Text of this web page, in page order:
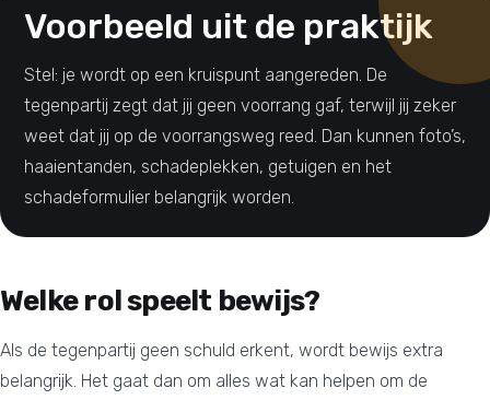
Voorbeeld uit de praktijk
Stel: je wordt op een kruispunt aangereden. De
tegenpartij zegt dat jij geen voorrang gaf, terwijl jij zeker
weet dat jij op de voorrangsweg reed. Dan kunnen foto’s,
haaientanden, schadeplekken, getuigen en het
schadeformulier belangrijk worden.
Welke rol speelt bewijs?
Als de tegenpartij geen schuld erkent, wordt bewijs extra
belangrijk. Het gaat dan om alles wat kan helpen om de